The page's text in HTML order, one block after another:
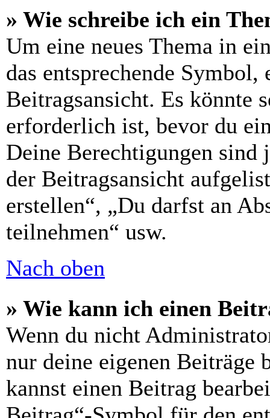
» Wie schreibe ich ein
Um eine neues Thema in
das entsprechende
Beitragsansicht. Es könnte
erforderlich ist, bevor du
Deine Berechtigungen sind
der Beitragsansicht
erstellen“, „Du darfst an
teilnehmen“ usw.
Nach oben
» Wie kann ich einen
Wenn du nicht
nur deine eigenen Beiträge
kannst einen Beitrag